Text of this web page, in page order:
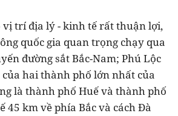
vị trí địa lý - kinh tế rất thuận lợi,
quốc gia quan trọng chạy qua
đường sắt Bắc-Nam; Phú Lộc
hai thành phố lớn nhất của
là thành phố Huế và thành phố
45 km về phía Bắc và cách Đà